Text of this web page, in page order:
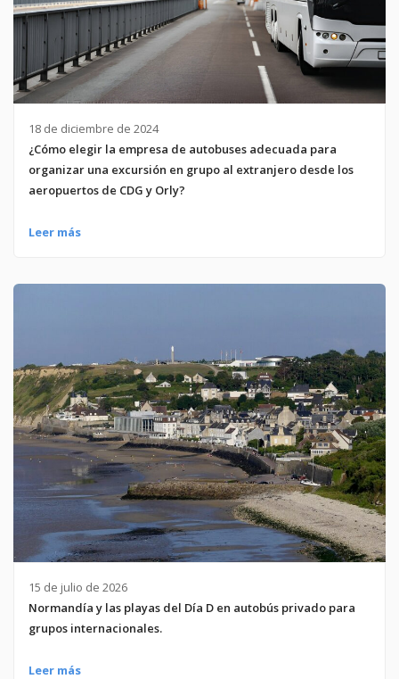
18 de diciembre de 2024
¿Cómo elegir la empresa de autobuses adecuada para
organizar una excursión en grupo al extranjero desde los
aeropuertos de CDG y Orly?
Leer más
15 de julio de 2026
Normandía y las playas del Día D en autobús privado para
grupos internacionales.
Leer más